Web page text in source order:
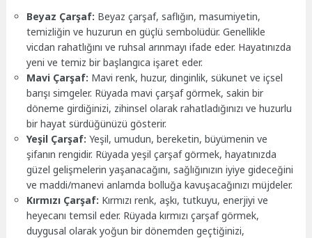
Beyaz Çarşaf: Beyaz çarşaf, saflığın, masumiyetin,
temizliğin ve huzurun en güçlü sembolüdür. Genellikle
vicdan rahatlığını ve ruhsal arınmayı ifade eder. Hayatınızda
yeni ve temiz bir başlangıca işaret eder.
Mavi Çarşaf: Mavi renk, huzur, dinginlik, sükunet ve içsel
barışı simgeler. Rüyada mavi çarşaf görmek, sakin bir
döneme girdiğinizi, zihinsel olarak rahatladığınızı ve huzurlu
bir hayat sürdüğünüzü gösterir.
Yeşil Çarşaf: Yeşil, umudun, bereketin, büyümenin ve
şifanın rengidir. Rüyada yeşil çarşaf görmek, hayatınızda
güzel gelişmelerin yaşanacağını, sağlığınızın iyiye gideceğini
ve maddi/manevi anlamda bolluğa kavuşacağınızı müjdeler.
Kırmızı Çarşaf: Kırmızı renk, aşkı, tutkuyu, enerjiyi ve
heyecanı temsil eder. Rüyada kırmızı çarşaf görmek,
duygusal olarak yoğun bir dönemden geçtiğinizi,